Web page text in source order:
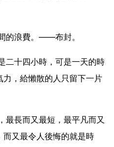
的浪費。——布封。
二十四小時，可是一天的時
，給懶散的人只留下一片
最長而又最短，最平凡而又
又最令人後悔的就是時